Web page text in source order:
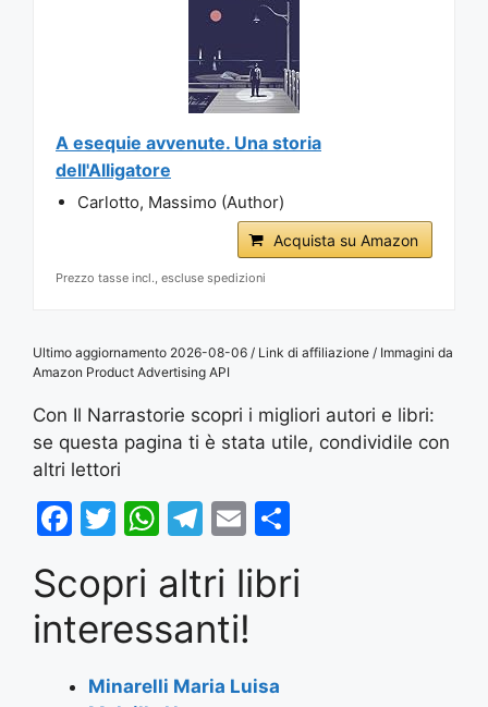
A esequie avvenute. Una storia
dell'Alligatore
Carlotto, Massimo (Author)
Acquista su Amazon
Prezzo tasse incl., escluse spedizioni
Ultimo aggiornamento 2026-08-06 / Link di affiliazione / Immagini da
Amazon Product Advertising API
Con Il Narrastorie scopri i migliori autori e libri:
se questa pagina ti è stata utile, condividile con
altri lettori
F
c
e
b
o
T
itt
er
W
at
s
A
p
T
e
gr
a
m
E
ai
l
ar
Scopri altri libri
interessanti!
Minarelli Maria Luisa